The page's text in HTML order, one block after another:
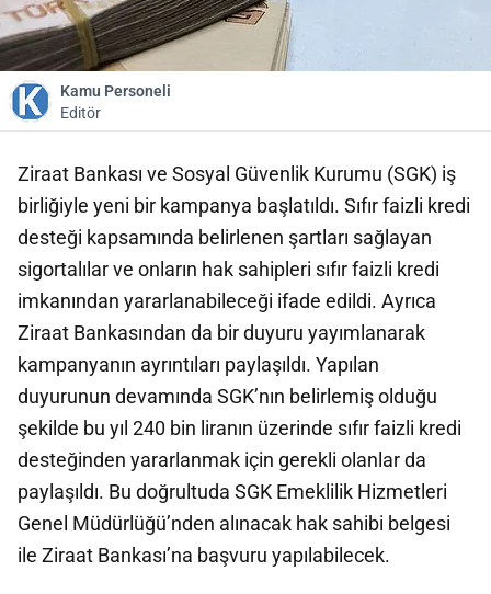
Kamu Personeli
Editör
Ziraat Bankası ve Sosyal Güvenlik Kurumu (SGK) iş
birliğiyle yeni bir kampanya başlatıldı. Sıfır faizli kredi
desteği kapsamında belirlenen şartları sağlayan
sigortalılar ve onların hak sahipleri sıfır faizli kredi
imkanından yararlanabileceği ifade edildi. Ayrıca
Ziraat Bankasından da bir duyuru yayımlanarak
kampanyanın ayrıntıları paylaşıldı. Yapılan
duyurunun devamında SGK’nın belirlemiş olduğu
şekilde bu yıl 240 bin liranın üzerinde sıfır faizli kredi
desteğinden yararlanmak için gerekli olanlar da
paylaşıldı. Bu doğrultuda SGK Emeklilik Hizmetleri
Genel Müdürlüğü’nden alınacak hak sahibi belgesi
ile Ziraat Bankası’na başvuru yapılabilecek.